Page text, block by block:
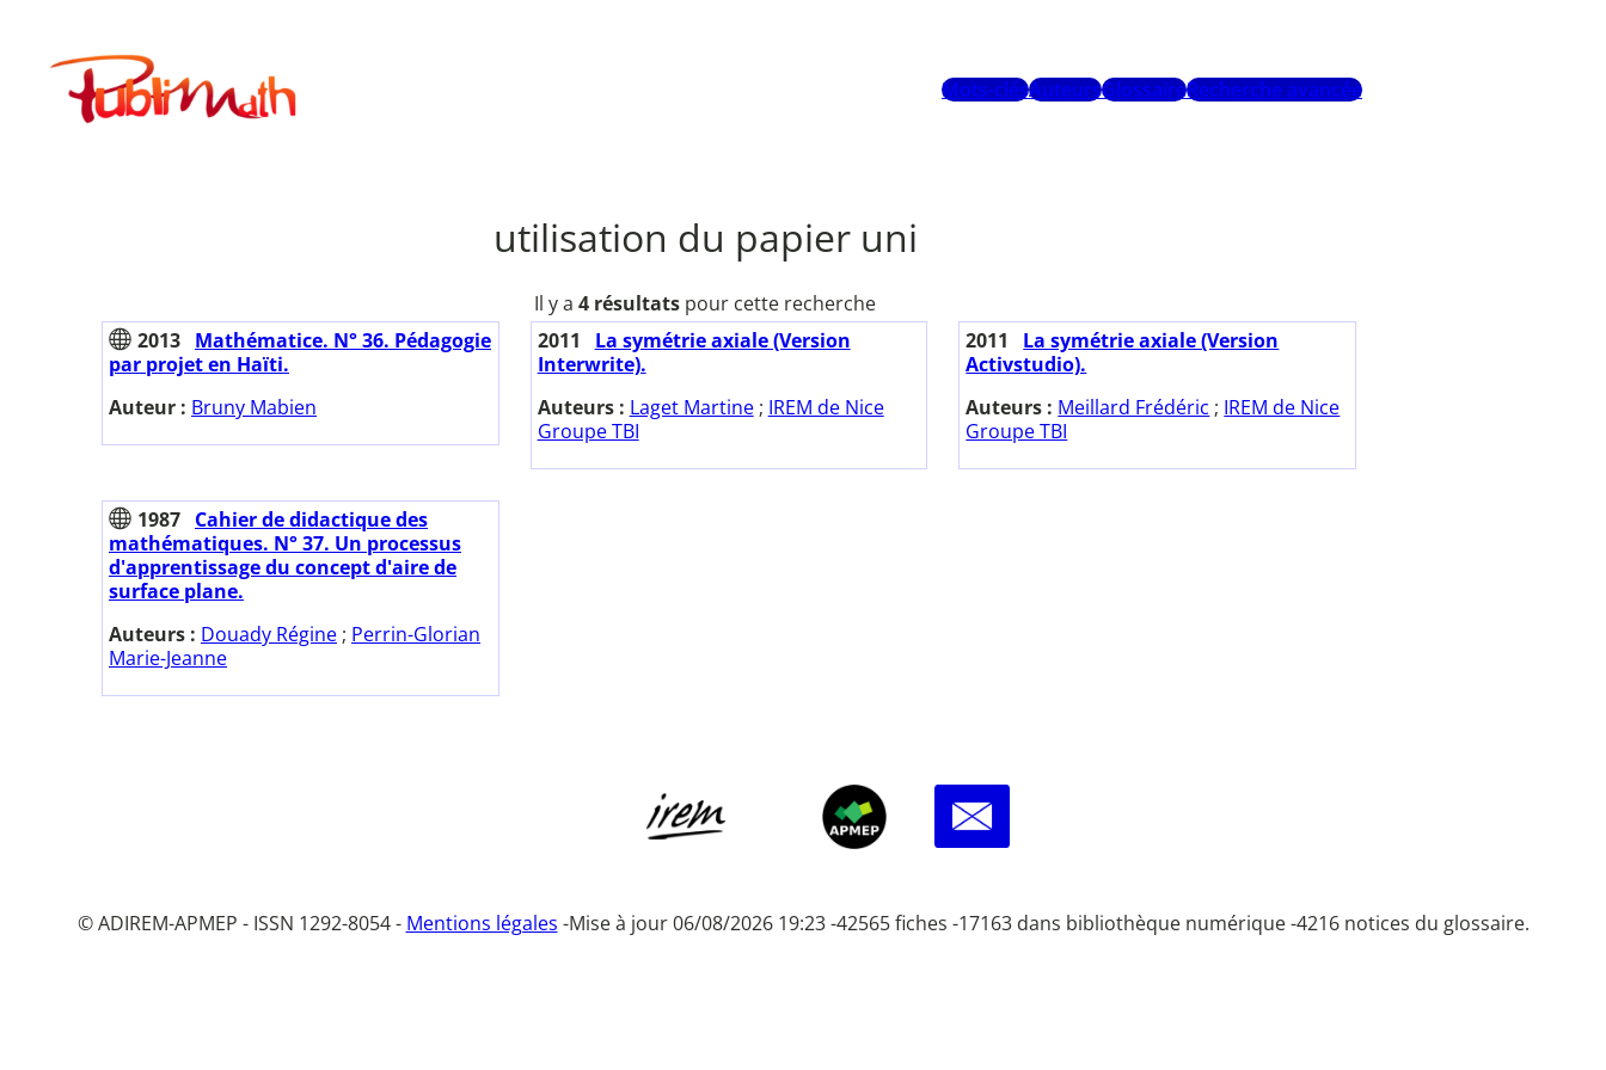
contenuPublimath
Mots-clésAuteursGlossaireRecherche avancée
utilisation du papier uni
Il y a 4 résultats pour cette recherche
2013 Mathématice. N° 36. Pédagogie
par projet en Haïti.
Auteur : Bruny Mabien
2011
La symétrie axiale (Version
Interwrite).
Auteurs : Laget Martine; IREM de Nice
Groupe TBI
2011
La symétrie axiale (Version
Activstudio).
Auteurs : Meillard Frédéric ; IREM de Nice
Groupe TBI
1987 Cahier de didactique des
mathématiques. N° 37. Un processus
d'apprentissage du concept d'aire de
surface plane.
Auteurs : Douady Régine ; Perrin-Glorian
Marie-Jeanne
© ADIREM-APMEP - ISSN 1292-8054 - Mentions légales -Mise à jour 06/08/2026 19:23 -42565 fiches -17163 dans bibliothèque numérique -4216 notices du glossaire.